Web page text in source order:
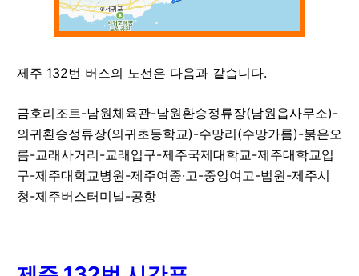
제주 132번 버스의 노선은 다음과 같습니다.
금호리조트-남원체육관-남원환승정류장(남원읍사무소)-
의귀환승정류장(의귀초등학교)-수망리(수망가름)-붉은오
름-교래사거리-교래입구-제주국제대학교-제주대학교입
구-제주대학교병원-제주여중·고-중앙여고-법원-제주시
청-제주버스터미널-공항